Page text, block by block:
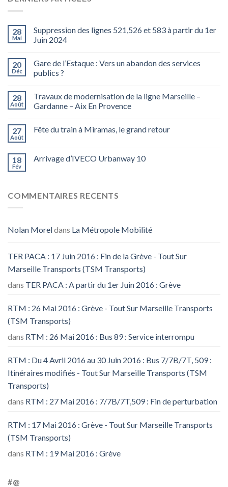
28
Mai
Suppression des lignes 521,526 et 583 à partir du 1er
Juin 2024
20
Déc
Gare de l’Estaque : Vers un abandon des services
publics ?
28
Août
Travaux de modernisation de la ligne Marseille –
Gardanne – Aix En Provence
27
Août
Fête du train à Miramas, le grand retour
18
Fév
Arrivage d’IVECO Urbanway 10
COMMENTAIRES RECENTS
Nolan Moreldans La Métropole Mobilité
TER PACA : 17 Juin 2016 : Fin de la Grève - Tout Sur
Marseille Transports (TSM Transports)
dans TER PACA : A partir du 1er Juin 2016 : Grève
RTM : 26 Mai 2016 : Grève - Tout Sur Marseille Transports
(TSM Transports)
dans RTM : 26 Mai 2016 : Bus 89 : Service interrompu
RTM : Du 4 Avril 2016 au 30 Juin 2016 : Bus 7/7B/7T, 509 :
Itinéraires modifiés - Tout Sur Marseille Transports (TSM
Transports)
dans RTM : 27 Mai 2016 : 7/7B/7T,509 : Fin de perturbation
RTM : 17 Mai 2016 : Grève - Tout Sur Marseille Transports
(TSM Transports)
dans RTM : 19 Mai 2016 : Grève
#@